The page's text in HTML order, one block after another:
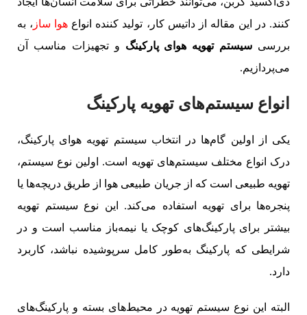
کنند. در این مقاله از داتیس کار، تولید کننده انواع هوا ساز ، به
بررسی سیستم تهویه هوای پارکینگ و تجهیزات مناسب آن
می‌پردازیم.
انواع سیستم‌های تهویه پارکینگ
یکی از اولین گام‌ها در انتخاب سیستم تهویه هوای پارکینگ،
درک انواع مختلف سیستم‌های تهویه است. اولین نوع سیستم،
تهویه طبیعی است که از جریان طبیعی هوا از طریق دریچه‌ها یا
پنجره‌ها برای تهویه استفاده می‌کند. این نوع سیستم تهویه
بیشتر برای پارکینگ‌های کوچک یا نیمه‌باز مناسب است و در
شرایطی که پارکینگ به‌طور کامل سرپوشیده نباشد، کاربرد
دارد.
البته این نوع سیستم تهویه در محیط‌های بسته و پارکینگ‌های